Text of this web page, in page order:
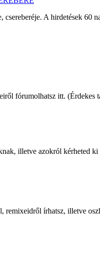
csereberéje. A hirdetések 60
fórumolhatsz itt.
illetve azokról kérheted
remixeidről írhatsz, illetve